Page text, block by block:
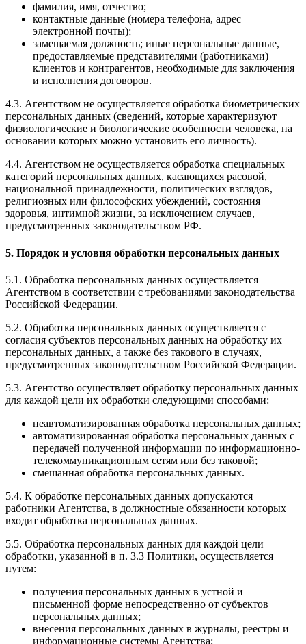
фамилия, имя, отчество;
контактные данные (номера телефона, адрес
электронной почты);
замещаемая должность; иные персональные данные,
предоставляемые представителями (работниками)
клиентов и контрагентов, необходимые для заключения
и исполнения договоров.
4.3. Агентством не осуществляется обработка биометрических
персональных данных (сведений, которые характеризуют
физиологические и биологические особенности человека, на
основании которых можно установить его личность).
4.4. Агентством не осуществляется обработка специальных
категорий персональных данных, касающихся расовой,
национальной принадлежности, политических взглядов,
религиозных или философских убеждений, состояния
здоровья, интимной жизни, за исключением случаев,
предусмотренных законодательством РФ.
5. Порядок и условия обработки персональных данных
5.1. Обработка персональных данных осуществляется
Агентством в соответствии с требованиями законодательства
Российской Федерации.
5.2. Обработка персональных данных осуществляется с
согласия субъектов персональных данных на обработку их
персональных данных, а также без такового в случаях,
предусмотренных законодательством Российской Федерации.
5.3. Агентство осуществляет обработку персональных данных
для каждой цели их обработки следующими способами:
неавтоматизированная обработка персональных данных;
автоматизированная обработка персональных данных с
передачей полученной информации по информационно-
телекоммуникационным сетям или без таковой;
смешанная обработка персональных данных.
5.4. К обработке персональных данных допускаются
работники Агентства, в должностные обязанности которых
входит обработка персональных данных.
5.5. Обработка персональных данных для каждой цели
обработки, указанной в п. 3.3 Политики, осуществляется
путем:
получения персональных данных в устной и
письменной форме непосредственно от субъектов
персональных данных;
внесения персональных данных в журналы, реестры и
информационные системы Агентства;